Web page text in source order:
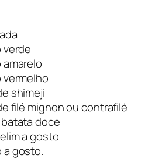
verde
vermelho
shimeji
filé mignon ou contrafilé
doce
a gosto
a gosto.